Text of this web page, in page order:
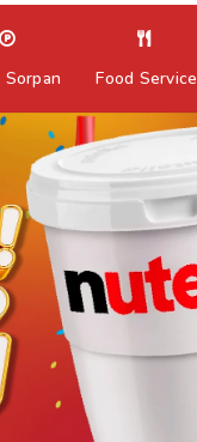
Sorpan Food Service